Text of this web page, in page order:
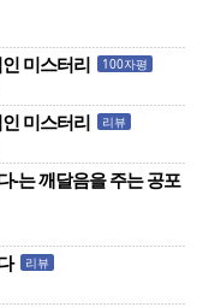
미스터리 100자평
미스터리 리뷰
-는 깨달음을 주는 공포
리뷰